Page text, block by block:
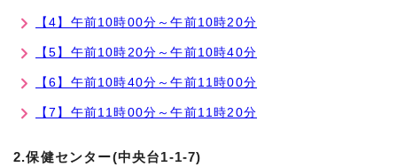
【4】午前10時00分～午前10時20分
【5】午前10時20分～午前10時40分
【6】午前10時40分～午前11時00分
【7】午前11時00分～午前11時20分
2.保健センター(中央台1-1-7)